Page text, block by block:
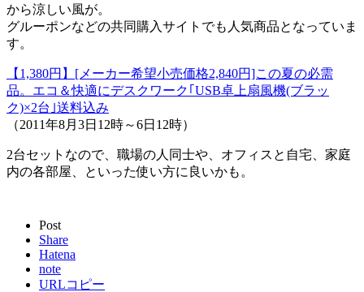
から涼しい風が。
グルーポンなどの共同購入サイトでも人気商品となっていま
す。
【1,380円】[メーカー希望小売価格2,840円]この夏の必需
品。エコ＆快適にデスクワーク｢USB卓上扇風機(ブラッ
ク)×2台｣送料込み
（2011年8月3日12時～6日12時）
2台セットなので、職場の人同士や、オフィスと自宅、家庭
内の各部屋、といった使い方に良いかも。
Post
Share
Hatena
note
URLコピー